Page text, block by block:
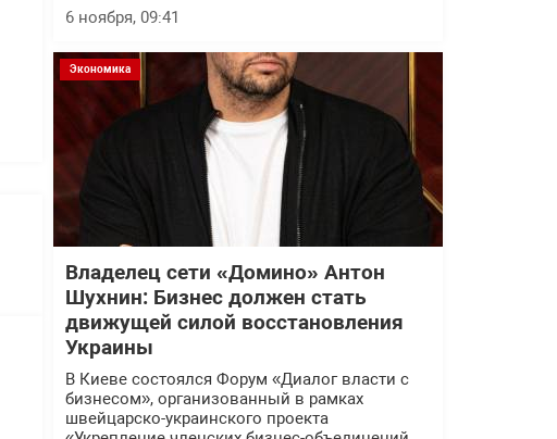
6 ноября, 09:41
Экономика
Владелец сети «Домино» Антон
Шухнин: Бизнес должен стать
движущей силой восстановления
Украины
В Киеве состоялся Форум «Диалог власти с
бизнесом», организованный в рамках
швейцарско-украинского проекта